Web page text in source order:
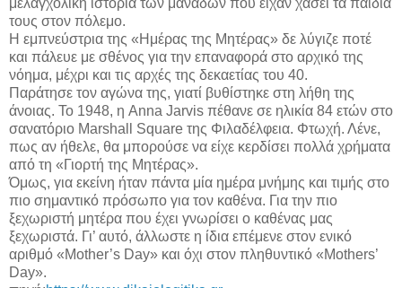
τους στον πόλεμο.
Η εμπνεύστρια της «Ημέρας της Μητέρας» δε λύγιζε ποτέ
και πάλευε με σθένος για την επαναφορά στο αρχικό της
νόημα, μέχρι και τις αρχές της δεκαετίας του 40.
Παράτησε τον αγώνα της, γιατί βυθίστηκε στη λήθη της
άνοιας. Το 1948, η Anna Jarvis πέθανε σε ηλικία 84 ετών στο
σανατόριο Marshall Square της Φιλαδέλφεια. Φτωχή. Λένε,
πως αν ήθελε, θα μπορούσε να είχε κερδίσει πολλά χρήματα
από τη «Γιορτή της Μητέρας».
Όμως, για εκείνη ήταν πάντα μία ημέρα μνήμης και τιμής στο
πιο σημαντικό πρόσωπο για τον καθένα. Για την πιο
ξεχωριστή μητέρα που έχει γνωρίσει ο καθένας μας
ξεχωριστά. Γι’ αυτό, άλλωστε η ίδια επέμενε στον ενικό
αριθμό «Mother’s Day» και όχι στον πληθυντικό «Mothers’
Day».